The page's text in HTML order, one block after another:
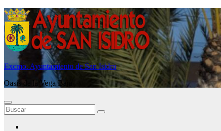
Saltar
al
contenido
Excmo. Ayuntamiento de San Isidro
Oasis de la Vega Baja